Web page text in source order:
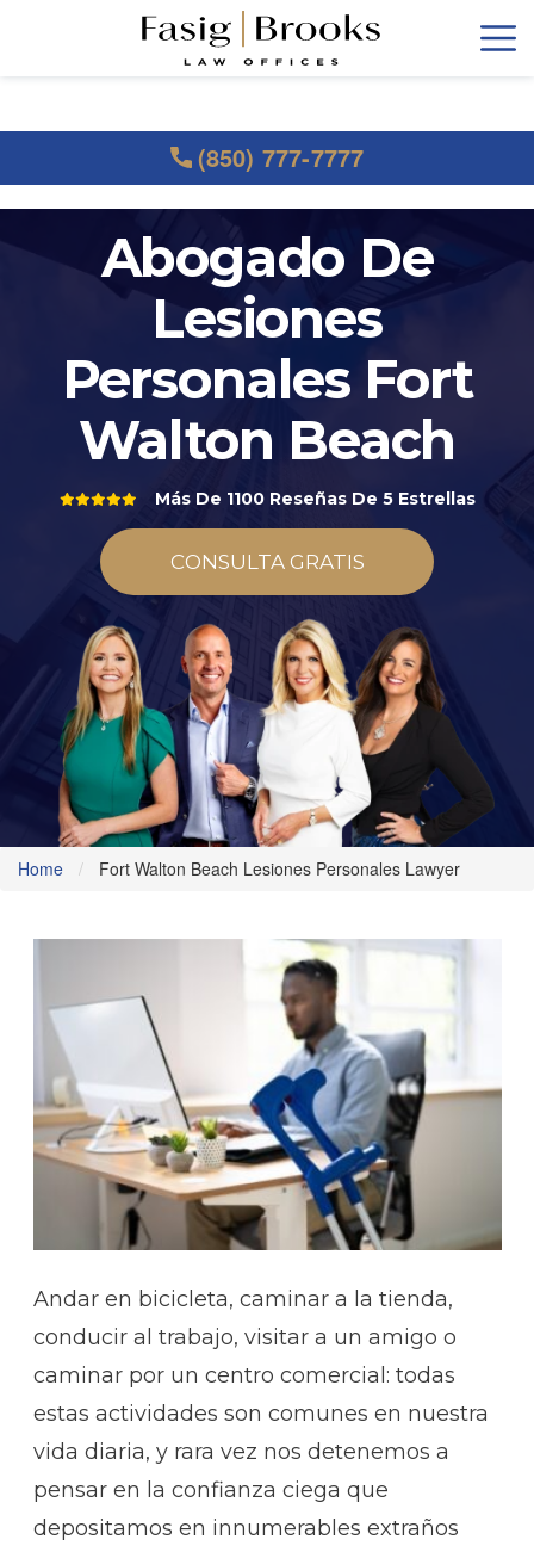
(850) 777-7777
Abogado De
Lesiones
Personales Fort
Walton Beach
Más De 1100 Reseñas De 5 Estrellas
CONSULTA GRATIS
Home Fort Walton Beach Lesiones Personales Lawyer
Andar en bicicleta, caminar a la tienda,
conducir al trabajo, visitar a un amigo o
caminar por un centro comercial: todas
estas actividades son comunes en nuestra
vida diaria, y rara vez nos detenemos a
pensar en la confianza ciega que
depositamos en innumerables extraños